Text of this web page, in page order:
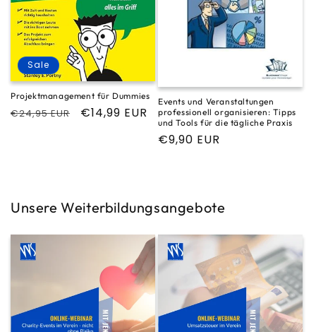
Sale
Projektmanagement für Dummies
Normaler
€24,95 EUR Verkaufspreis
€14,99 EUR
Events und Veranstaltungen
professionell organisieren: Tipps
und Tools für die tägliche Praxis
Normaler
€9,90 EUR
Unsere Weiterbildungsangebote